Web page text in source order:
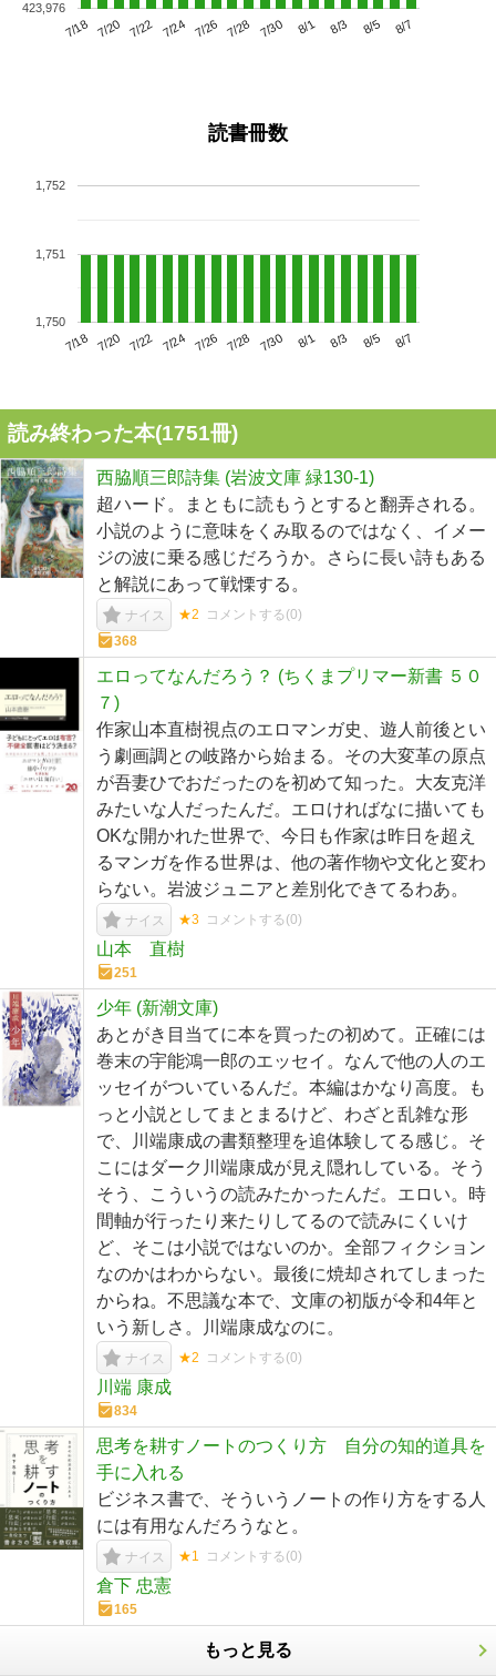
7/18 7/20 7/22 7/24 7/26 7/28 7/30 8/1 8/3 8/5 8/7
423,976
読書冊数
7/18 7/20 7/22 7/24 7/26 7/28 7/30 8/1 8/3 8/5 8/7
1,750
1,751
1,752
読み終わった本(1751冊)
西脇順三郎詩集 (岩波文庫 緑130-1)
超ハード。まともに読もうとすると翻弄される。
小説のように意味をくみ取るのではなく、イメー
ジの波に乗る感じだろうか。さらに長い詩もある
と解説にあって戦慄する。
ナイス ★2 コメントする(0)
368
エロってなんだろう？ (ちくまプリマー新書 ５０
７)
作家山本直樹視点のエロマンガ史、遊人前後とい
う劇画調との岐路から始まる。その大変革の原点
が吾妻ひでおだったのを初めて知った。大友克洋
みたいな人だったんだ。エロければなに描いても
OKな開かれた世界で、今日も作家は昨日を超え
るマンガを作る世界は、他の著作物や文化と変わ
らない。岩波ジュニアと差別化できてるわあ。
ナイス ★3 コメントする(0)
山本 直樹
251
少年 (新潮文庫)
あとがき目当てに本を買ったの初めて。正確には
巻末の宇能鴻一郎のエッセイ。なんで他の人のエ
ッセイがついているんだ。本編はかなり高度。も
っと小説としてまとまるけど、わざと乱雑な形
で、川端康成の書類整理を追体験してる感じ。そ
こにはダーク川端康成が見え隠れしている。そう
そう、こういうの読みたかったんだ。エロい。時
間軸が行ったり来たりしてるので読みにくいけ
ど、そこは小説ではないのか。全部フィクション
なのかはわからない。最後に焼却されてしまった
からね。不思議な本で、文庫の初版が令和4年と
いう新しさ。川端康成なのに。
ナイス ★2 コメントする(0)
川端 康成
834
思考を耕すノートのつくり方 自分の知的道具を
手に入れる
ビジネス書で、そういうノートの作り方をする人
には有用なんだろうなと。
ナイス ★1 コメントする(0)
倉下 忠憲
165
もっと見る